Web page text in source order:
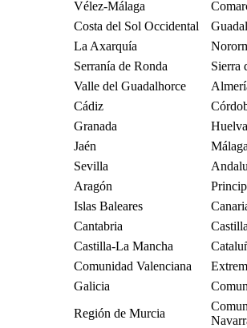
Vélez-Málaga
Costa del Sol Occidental
La Axarquía
Serranía de Ronda
Sierra
Valle del Guadalhorce
Cádiz
Granada
Huelva
Jaén
Málaga
Sevilla
Aragón
Islas Baleares
Cantabria
Castilla-La Mancha
Comunidad Valenciana
Galicia
Región de Murcia